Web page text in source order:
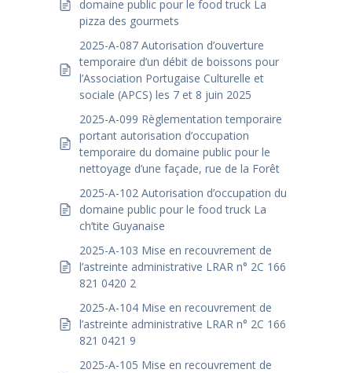
domaine public pour le food truck La
pizza des gourmets
2025-A-087 Autorisation d’ouverture
temporaire d’un débit de boissons pour
l’Association Portugaise Culturelle et
sociale (APCS) les 7 et 8 juin 2025
2025-A-099 Règlementation temporaire
portant autorisation d’occupation
temporaire du domaine public pour le
nettoyage d’une façade, rue de la Forêt
2025-A-102 Autorisation d’occupation du
domaine public pour le food truck La
ch’tite Guyanaise
2025-A-103 Mise en recouvrement de
l’astreinte administrative LRAR n° 2C 166
821 0420 2
2025-A-104 Mise en recouvrement de
l’astreinte administrative LRAR n° 2C 166
821 0421 9
2025-A-105 Mise en recouvrement de